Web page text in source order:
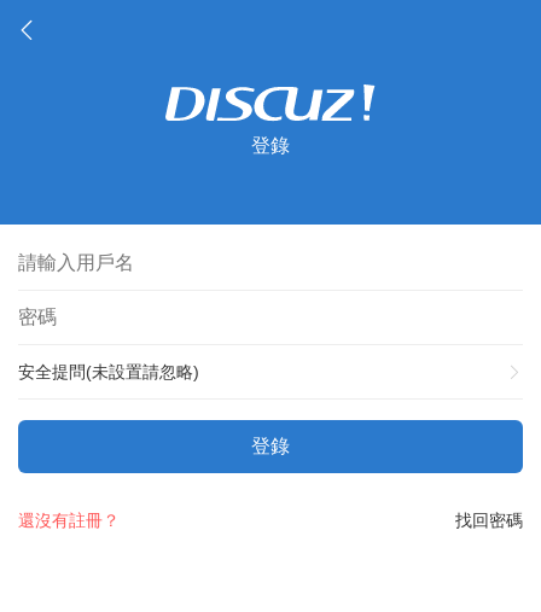
登錄
安全提問(未設置請忽略)
登錄
找回密碼
還沒有註冊？